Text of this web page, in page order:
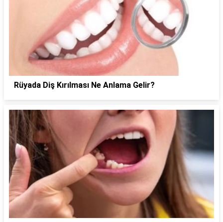
Rüyada Diş Kırılması Ne Anlama Gelir?